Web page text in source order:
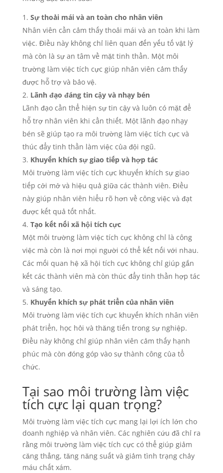
Sự thoải mái và an toàn cho nhân viên
Nhân viên cần cảm thấy thoải mái và an toàn khi làm
việc. Điều này không chỉ liên quan đến yếu tố vật lý
mà còn là sự an tâm về mặt tinh thần. Một môi
trường làm việc tích cực giúp nhân viên cảm thấy
được hỗ trợ và bảo vệ.
Lãnh đạo đáng tin cậy và nhạy bén
Lãnh đạo cần thể hiện sự tin cậy và luôn có mặt để
hỗ trợ nhân viên khi cần thiết. Một lãnh đạo nhạy
bén sẽ giúp tạo ra môi trường làm việc tích cực và
thúc đẩy tinh thần làm việc của đội ngũ.
Khuyến khích sự giao tiếp và hợp tác
Môi trường làm việc tích cực khuyến khích sự giao
tiếp cởi mở và hiệu quả giữa các thành viên. Điều
này giúp nhân viên hiểu rõ hơn về công việc và đạt
được kết quả tốt nhất.
Tạo kết nối xã hội tích cực
Một môi trường làm việc tích cực không chỉ là công
việc mà còn là nơi mọi người có thể kết nối với nhau.
Các mối quan hệ xã hội tích cực không chỉ giúp gắn
kết các thành viên mà còn thúc đẩy tinh thần hợp tác
và sáng tạo.
Khuyến khích sự phát triển của nhân viên
Môi trường làm việc tích cực khuyến khích nhân viên
phát triển, học hỏi và thăng tiến trong sự nghiệp.
Điều này không chỉ giúp nhân viên cảm thấy hạnh
phúc mà còn đóng góp vào sự thành công của tổ
chức.
Tại sao môi trường làm việc
tích cực lại quan trọng?
Môi trường làm việc tích cực mang lại lợi ích lớn cho
doanh nghiệp và nhân viên. Các nghiên cứu đã chỉ ra
rằng môi trường làm việc tích cực có thể giúp giảm
căng thẳng, tăng năng suất và giảm tình trạng chảy
máu chất xám.